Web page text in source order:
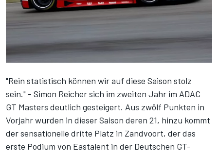
"Rein statistisch können wir auf diese Saison stolz
sein." - Simon Reicher sich im zweiten Jahr im ADAC
GT Masters deutlich gesteigert. Aus zwölf Punkten in
Vorjahr wurden in dieser Saison deren 21, hinzu kommt
dersensationelle dritte Platz in Zandvoort, der das
erste Podium von Eastalent in der Deutschen GT-